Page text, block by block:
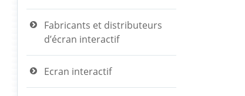
Fabricants et distributeurs
d’écran interactif
Ecran interactif